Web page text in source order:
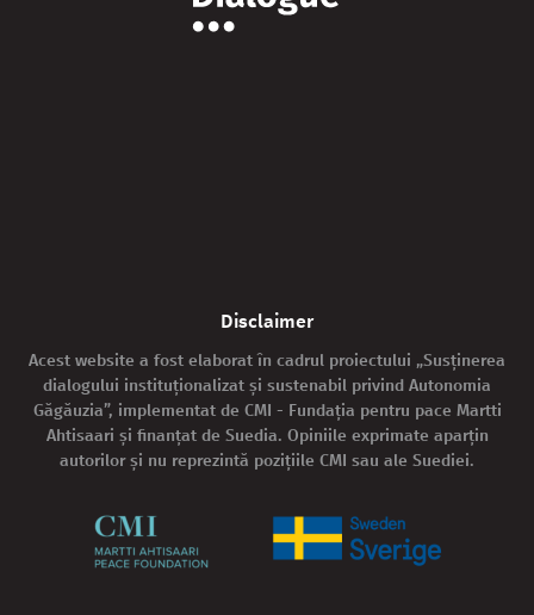
Disclaimer
Acest website a fost elaborat în cadrul proiectului „Susținerea
dialogului instituționalizat și sustenabil privind Autonomia
Găgăuzia”, implementat de CMI - Fundația pentru pace Martti
Ahtisaari și finanțat de Suedia. Opiniile exprimate aparțin
autorilor și nu reprezintă pozițiile CMI sau ale Suediei.